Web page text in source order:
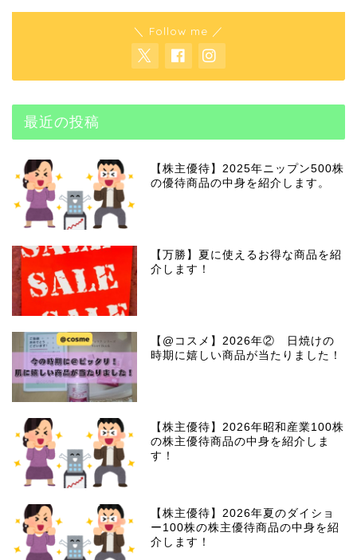
＼ Follow me ／
最近の投稿
【株主優待】2025年ニップン500株
の優待商品の中身を紹介します。
【万勝】夏に使えるお得な商品を紹
介します！
【@コスメ】2026年② 日焼けの
時期に嬉しい商品が当たりました！
【株主優待】2026年昭和産業100株
の株主優待商品の中身を紹介しま
す！
【株主優待】2026年夏のダイショ
ー100株の株主優待商品の中身を紹
介します！